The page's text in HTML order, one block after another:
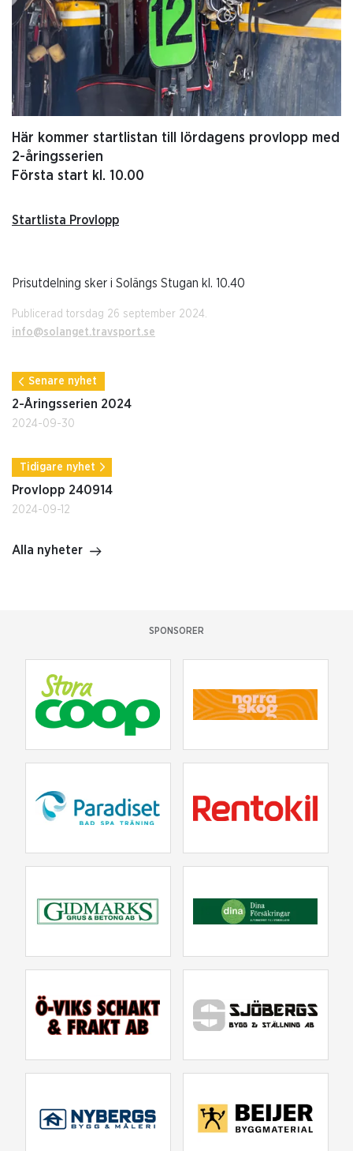
Här kommer startlistan till lördagens provlopp med
2-åringsserien
Första start kl. 10.00
Startlista Provlopp
Prisutdelning sker i Solängs Stugan kl. 10.40
Publicerad torsdag 26 september 2024.
info@solanget.travsport.se
Senare nyhet
2-Åringsserien 2024
2024-09-30
Tidigare nyhet
Provlopp 240914
2024-09-12
Alla nyheter
SPONSORER